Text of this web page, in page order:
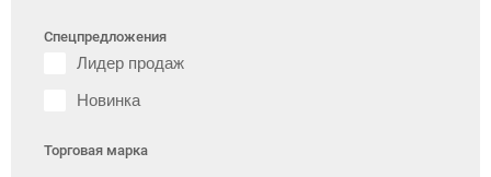
Спецпредложения
Лидер продаж
Новинка
Торговая марка